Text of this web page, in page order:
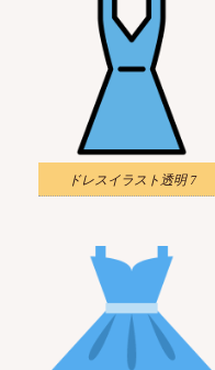
ドレスイラスト透明 7